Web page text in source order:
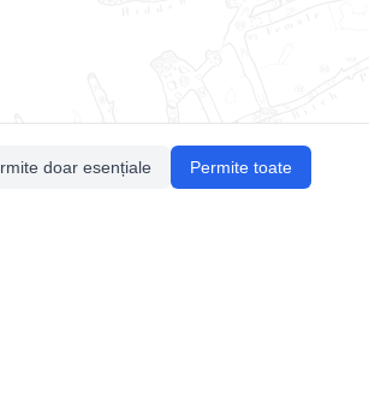
doar esențiale Permite toate